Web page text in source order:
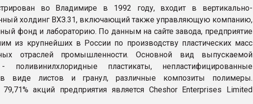
во Владимире в 1992 году, входит в вертикально-
холдинг ВХЗ.31, включающий также управляющую компанию,
фонд и лабораторию. По данным на сайте завода, предприятие
из крупнейших в России по производству пластических масс
отраслей промышленности. Основной вид выпускаемой
поливинилхлоридные пластикаты, непластифицированные
виде листов и гранул, различные композиты полимеры.
акций предприятия является Cheshor Enterprises Limited